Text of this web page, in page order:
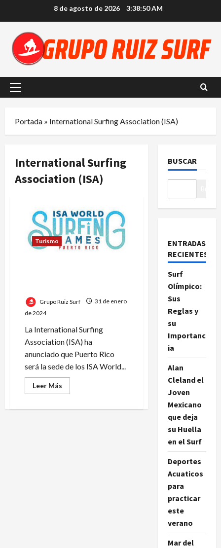
contenido
8 de agosto de 2026 3:38:50 AM
Menú
Portada » International Surfing Association (ISA)
International Surfing
Association (ISA)
Turismo
Grupo Ruiz Surf
31 de enero
de 2024
La International Surfing
Association (ISA) ha
anunciado que Puerto Rico
será la sede de los ISA World...
Leer Más
más
Puerto
BUSCAR
ENTRADAS
RECIENTES
Surf
Olímpico:
Sus
Reglas y
su
Importanc
ia
Alan
Cleland el
Joven
Mexicano
que deja
su Huella
en el Surf
Deportes
Acuaticos
para
practicar
este
verano
Mar del